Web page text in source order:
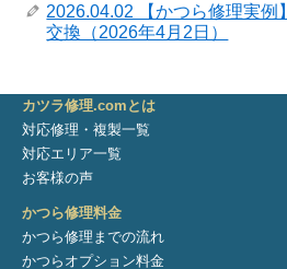
2026.04.02 【かつら修理実例
交換（2026年4月2日）
カツラ修理.comとは
対応修理・複製一覧
対応エリア一覧
お客様の声
かつら修理料金
かつら修理までの流れ
かつらオプション料金